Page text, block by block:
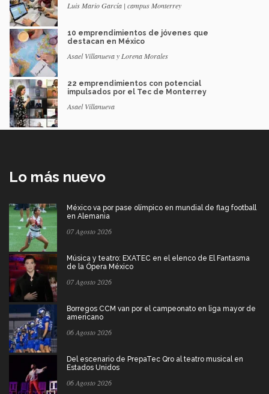
Luis Mario García | campus Monterrey
10 emprendimientos de jóvenes que
destacan en México
Asael Villanueva y Lorena Morales
22 emprendimientos con potencial
impulsados por el Tec de Monterrey
Asael Villanueva
Lo más nuevo
México va por pase olímpico en mundial de flag football
en Alemania
07 Agosto 2026
Música y teatro: EXATEC en el elenco de El Fantasma
de la Ópera México
07 Agosto 2026
Borregos CCM van por el campeonato en liga mayor de
americano
06 Agosto 2026
Del escenario de PrepaTec Qro al teatro musical en
Estados Unidos
06 Agosto 2026